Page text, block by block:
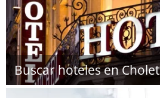
Buscar hoteles en Cholet